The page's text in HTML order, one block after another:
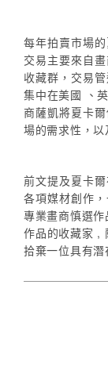
每年拍賣市場
交易主要來自
收藏群，交易
集中在美國 、
商薩凱將夏卡
場的需求性，以
前文提及夏卡
各項媒材創作
專業畫商慎選
作品的收藏家 ,
拾棄一位具有潛